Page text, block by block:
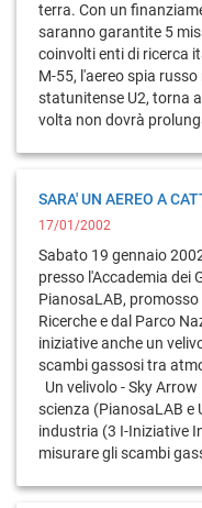
terra. Con un
saranno garantite 5
coinvolti enti di ricerca
M-55, l'aereo spia
statunitense U2, torna
volta non dovrà
SARA' UN AEREO A
17/01/2002
Sabato 19 gennaio
presso l'Accademia dei
PianosaLAB,
Ricerche e dal Parco
iniziative anche un
scambi gassosi tra
Un velivolo - Sky
scienza (PianosaLAB e
industria (3 I-Iniziative
misurare gli scambi